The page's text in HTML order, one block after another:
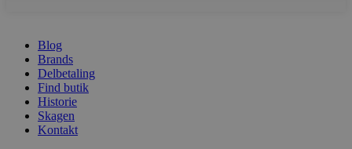
Blog
Brands
Delbetaling
Find butik
Historie
Skagen
Kontakt
CookieScriptConsent